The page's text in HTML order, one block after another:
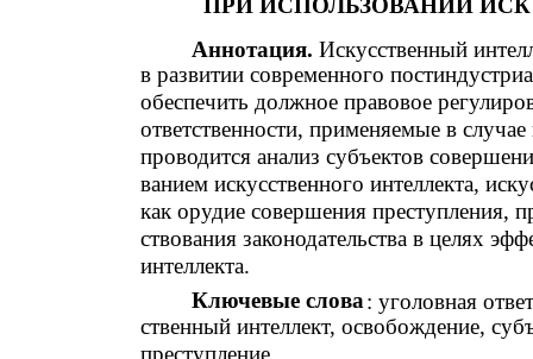
ПРИ ИСПОЛЬЗОВАНИИ
Аннотация. Искусственный
в развитии современного
обеспечить должное правовое
ответственности, применяемые в
проводится анализ субъектов
ванием искусственного интеллекта,
как орудие совершения преступления,
ствования законодательства в целях
интеллекта.
Ключевые слова: уголовная
ственный интеллект, освобождение,
преступление